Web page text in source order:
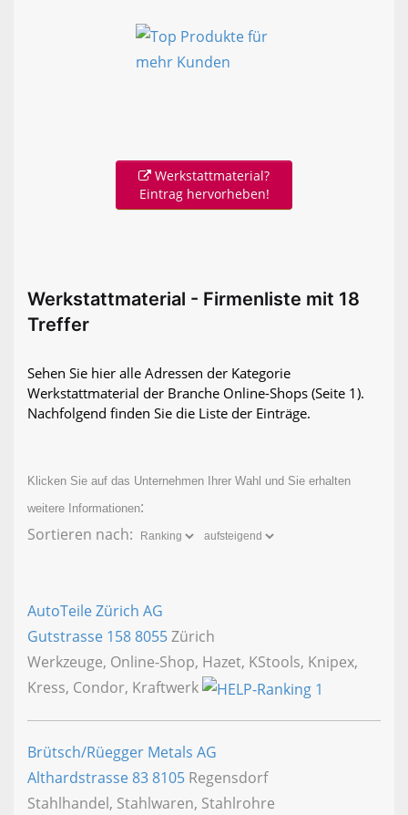
Werkstattmaterial?
Eintrag hervorheben!
Werkstattmaterial - Firmenliste mit 18
Treffer
Sehen Sie hier alle Adressen der Kategorie
Werkstattmaterial der Branche Online-Shops (Seite 1).
Nachfolgend finden Sie die Liste der Einträge.
Klicken Sie auf das Unternehmen Ihrer Wahl und Sie erhalten
weitere Informationen:
Sortieren nach:
AutoTeile Zürich AG
Gutstrasse 1588055Zürich
Werkzeuge, Online-Shop, Hazet, KStools, Knipex,
Kress, Condor, Kraftwerk
Brütsch/Rüegger Metals AG
Althardstrasse 838105 Regensdorf
Stahlhandel, Stahlwaren, Stahlrohre